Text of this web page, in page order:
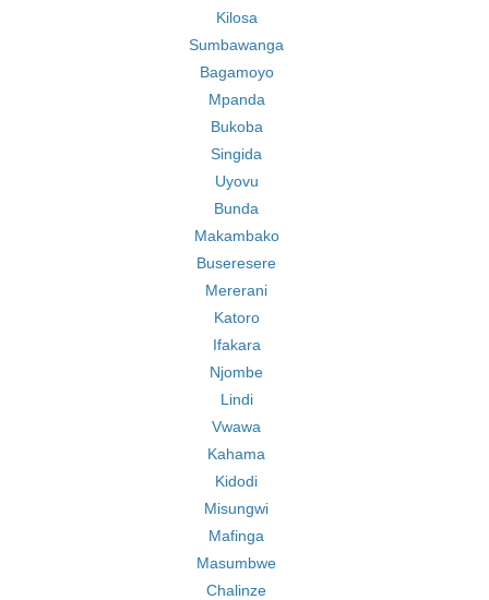
Kilosa
Sumbawanga
Bagamoyo
Mpanda
Bukoba
Singida
Uyovu
Bunda
Makambako
Buseresere
Mererani
Katoro
Ifakara
Njombe
Lindi
Vwawa
Kahama
Kidodi
Misungwi
Mafinga
Masumbwe
Chalinze